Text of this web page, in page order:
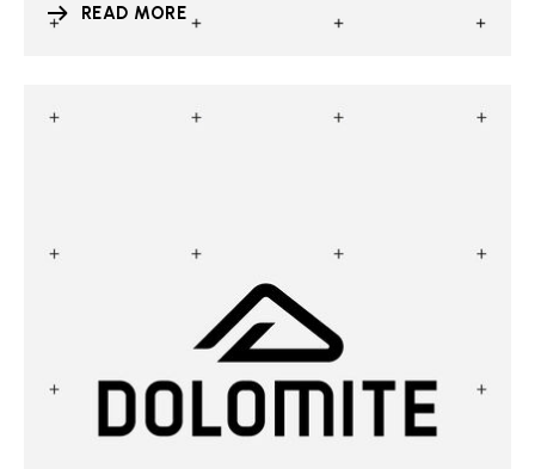
READ MORE